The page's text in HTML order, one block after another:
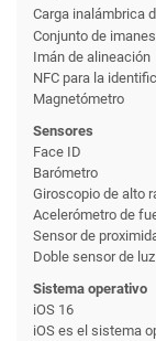
Carga inalámbrica
Conjunto de imanes
Imán de alineación
NFC para la
Magnetómetro
Sensores
Face ID
Barómetro
Giroscopio de alto
Acelerómetro de
Sensor de
Doble sensor de
Sistema operativo
iOS 16
iOS es el sistema